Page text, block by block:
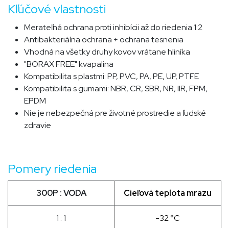
Kľúčové vlastnosti
Merateľná ochrana proti inhibícii až do riedenia 1:2
Antibakteriálna ochrana + ochrana tesnenia
Vhodná na všetky druhy kovov vrátane hliníka
"BORAX FREE" kvapalina
Kompatibilita s plastmi: PP, PVC, PA, PE, UP, PTFE
Kompatibilita s gumami: NBR, CR, SBR, NR, IIR, FPM,
EPDM
Nie je nebezpečná pre životné prostredie a ľudské
zdravie
Pomery riedenia
300P : VODA Cieľová teplota mrazu
1 : 1 -32 °C